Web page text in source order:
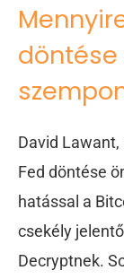
döntése
David
Fed döntése
hatással a
csekély
Decryptnek.